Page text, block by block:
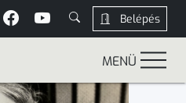
Belépés
MENÜ